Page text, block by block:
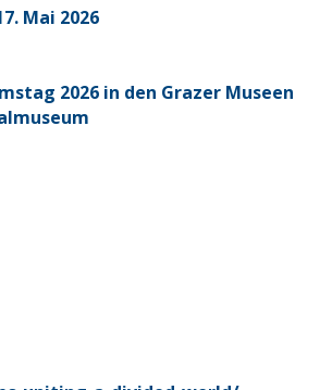
Mai 2026
2026 in den Grazer Museen